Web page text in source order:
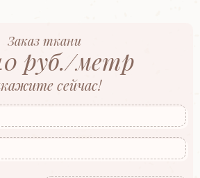
Заказ ткани
руб./метр
сейчас!